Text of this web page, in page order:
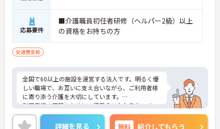
応募要件
■介護職員初任者研修（ヘルパー2級）以上
の資格をお持ちの方
交通費支給
全国で60以上の施設を運営する法人です。明るく優
しい職場で、お互いに支え合いながら、ご利用者様
に寄り添う介護を大切にしています。
利用者様の笑顔のために一所懸命になれる方・チー
ム連携を大切に勤務出来る方を歓迎しています。
ご興味ある方には、面接対策ポイントなど、さらに
詳細を見る 無料 紹介してもらう